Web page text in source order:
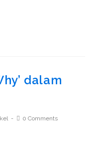
dalam
0 Comments